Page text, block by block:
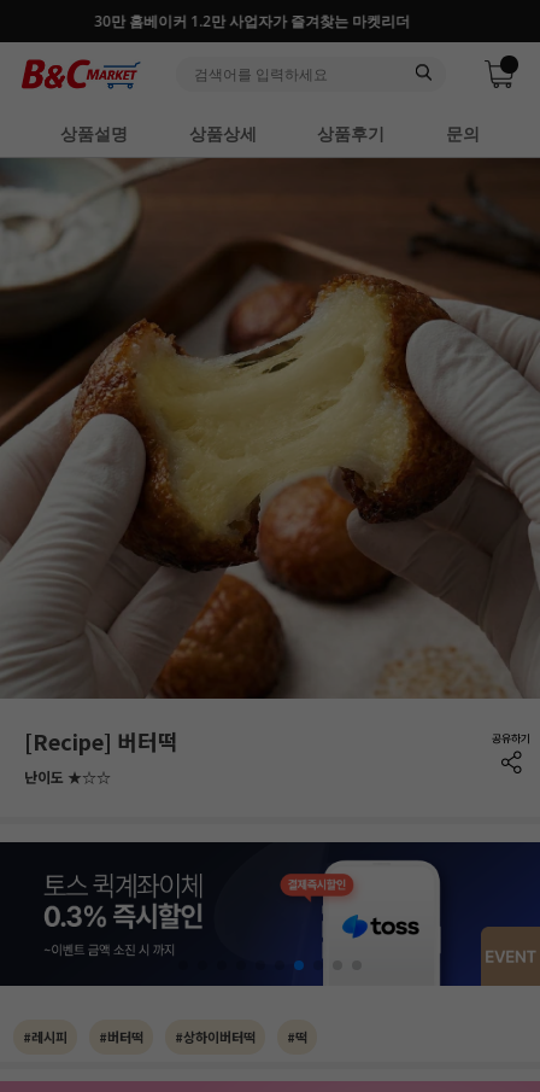
30만 홈베이커 1.2만 사업자가 즐겨찾는 마켓리더
상품설명 상품상세 상품후기 문의
[Recipe] 버터떡
난이도 ★☆☆
#레시피 #버터떡 #상하이버터떡 #떡